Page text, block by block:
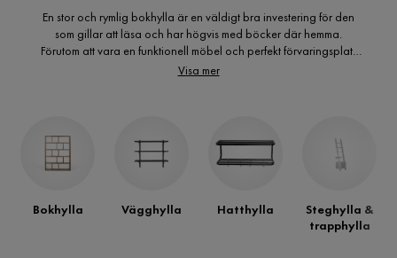
En stor och rymlig bokhylla är en väldigt bra investering för den
som gillar att läsa och har högvis med böcker där hemma.
Förutom att vara en funktionell möbel och perfekt förvaringsplats
för dina böcker, är bokhyllan även en viktig del av inredningen.
att du med säkerhet kan hitta den snygga bokhyllan i den stil som
passar bäst för just dig och ditt hem.
Visa mer
Bokhylla Vägghylla Hatthylla
Steghylla &
trapphylla